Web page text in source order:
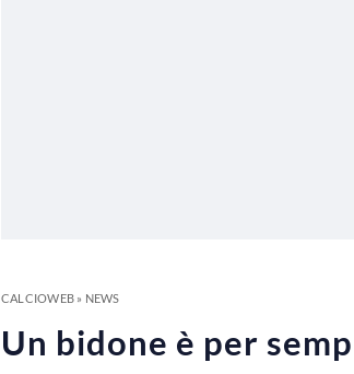
CALCIOWEB» NEWS
Un bidone è per